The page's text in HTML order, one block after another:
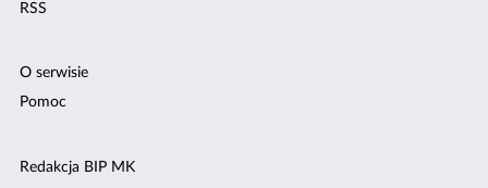
RSS
O serwisie
Pomoc
Redakcja BIP MK